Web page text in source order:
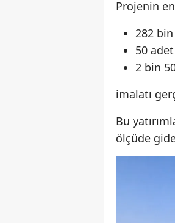
Projenin
282
50
2 bin
imalatı
Bu
ölçüde